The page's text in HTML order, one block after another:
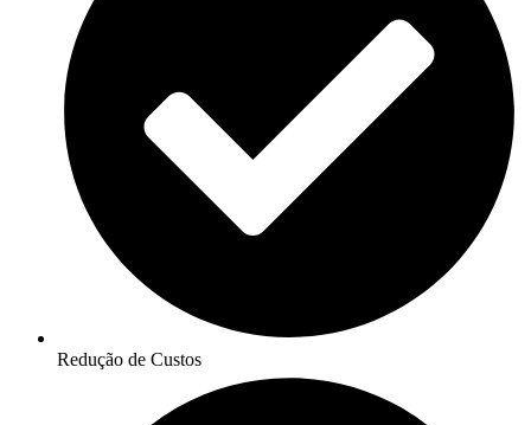
Redução de Custos